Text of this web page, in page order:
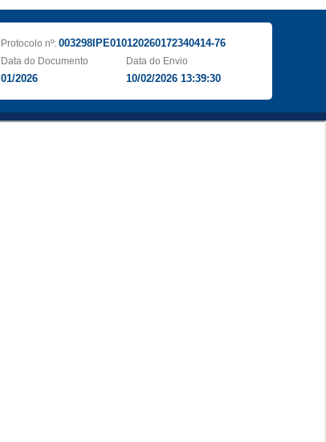
Protocolo nº: 003298IPE010120260172340414-76
Data do Documento
01/2026
Data do Envio
10/02/2026 13:39:30